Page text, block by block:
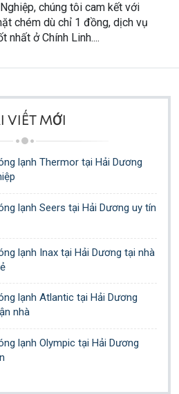
chúng tôi cam kết với
chém dù chỉ 1 đồng, dịch vụ
nhất ở Chính Linh....
VIẾT MỚI
lạnh Thermor tại Hải Dương
lạnh Seers tại Hải Dương uy tín
lạnh Inax tại Hải Dương tại nhà
lạnh Atlantic tại Hải Dương
nhà
lạnh Olympic tại Hải Dương